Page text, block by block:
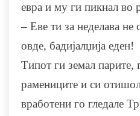
евра и му ги пикнал во
– Еве ти за неделава не
овде, бадијалџија еден!
Типот ги земал парите,
рамениците и си
вработени го гледале